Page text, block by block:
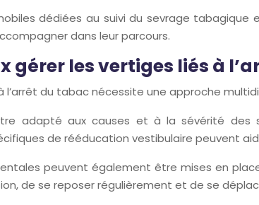
dédiées au suivi du sevrage
dans leur parcours.
gérer les vertiges liés à
l’arrêt du tabac nécessite une approche
adapté aux causes et à la sévérité des
de rééducation vestibulaire peuvent
peuvent également être mises en
de se reposer régulièrement et de se